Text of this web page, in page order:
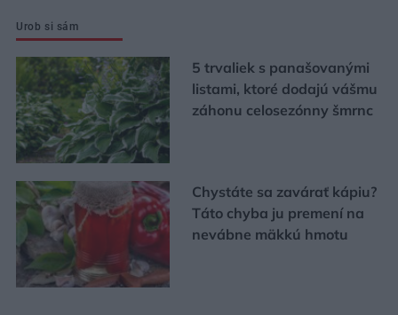
Urob si sám
5 trvaliek s panašovanými
listami, ktoré dodajú vášmu
záhonu celosezónny šmrnc
Chystáte sa zavárať kápiu?
Táto chyba ju premení na
nevábne mäkkú hmotu